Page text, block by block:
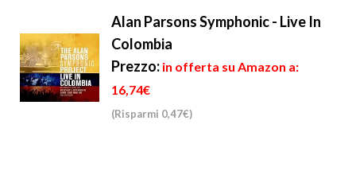
Alan Parsons Symphonic - Live In
Colombia
Prezzo: in offerta su Amazon a:
16,74€
(Risparmi 0,47€)